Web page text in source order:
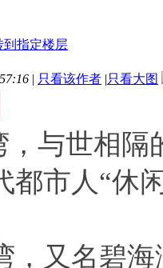
| 只看该作者 |只看大图
世相隔
都市人“休
又名碧海